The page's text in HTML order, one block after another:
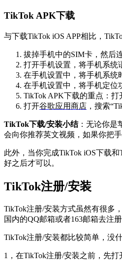
TikTok APK下载
与下载TikTok iOS APP相比，
拔掉手机中的SIM卡，然后
打开手机设置，将手机系统
在手机设置中，将手机系统
在手机设置中，将手机定位
TikTok APK下载的重点：
打开谷歌应用商店 ，搜索
TikTok下载/安装小结：无论你是
会向你推荐英文视频，如果你把
此外，当你完成TikTok iOS下载
好之后才可以。
TikTok注册/安装
TikTok注册/安装方式虽然有很多
国内的QQ邮箱或者163邮箱去注
TikTok注册/安装都比较简单，没
1，在TikTok注册/安装之前，先